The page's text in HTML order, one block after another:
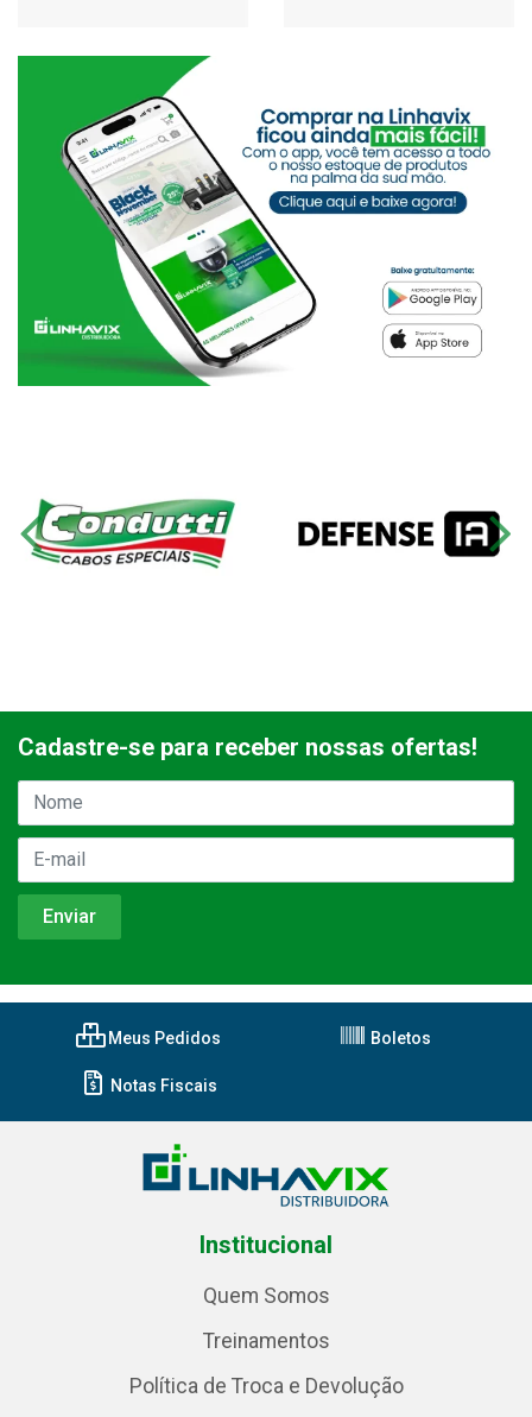
Cadastre-se para receber nossas ofertas!
Meus Pedidos Boletos
Notas Fiscais
Institucional
Quem Somos
Treinamentos
Política de Troca e Devolução